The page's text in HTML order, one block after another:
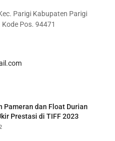
Parigi Kabupaten Parigi
Pos. 94471
Pameran dan Float Durian
Prestasi di TIFF 2023